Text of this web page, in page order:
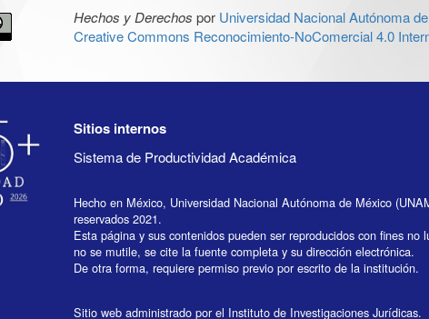
Hechos y Derechos por Universidad Nacional Autónoma
Creative Commons Reconocimiento-NoComercial 4.0
Sitios internos
Sistema de Productividad Académica
Hecho en México, Universidad Nacional Autónoma de México
reservados 2021.
Esta página y sus contenidos pueden ser reproducidos con fines no
no se mutile, se cite la fuente completa y su dirección electrónica.
De otra forma, requiere permiso previo por escrito de la institución.
Sitio web administrado por el Instituto de Investigaciones Jurídicas.